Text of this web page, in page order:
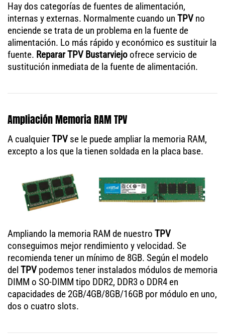
Hay dos categorías de fuentes de alimentación,
internas y externas. Normalmente cuando un TPV no
enciende se trata de un problema en la fuente de
alimentación. Lo más rápido y económico es sustituir la
fuente. Reparar TPV Bustarviejoofrece servicio de
sustitución inmediata de la fuente de alimentación.
Ampliación Memoria RAM TPV
A cualquierTPV se le puede ampliar la memoria RAM,
excepto a los que la tienen soldada en la placa base.
Ampliando la memoria RAM de nuestro TPV
conseguimos mejor rendimiento y velocidad. Se
recomienda tener un mínimo de 8GB. Según el modelo
del TPV podemos tener instalados módulos de memoria
DIMM o SO-DIMM tipo DDR2, DDR3 o DDR4 en
capacidades de 2GB/4GB/8GB/16GB por módulo en uno,
dos o cuatro slots.